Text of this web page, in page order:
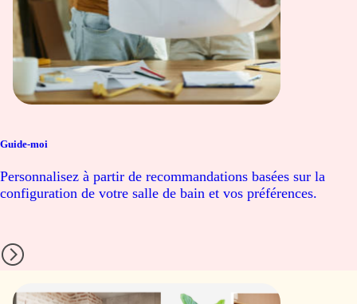
Guide-moi
Personnalisez à partir de recommandations basées sur la
configuration de votre salle de bain et vos préférences.